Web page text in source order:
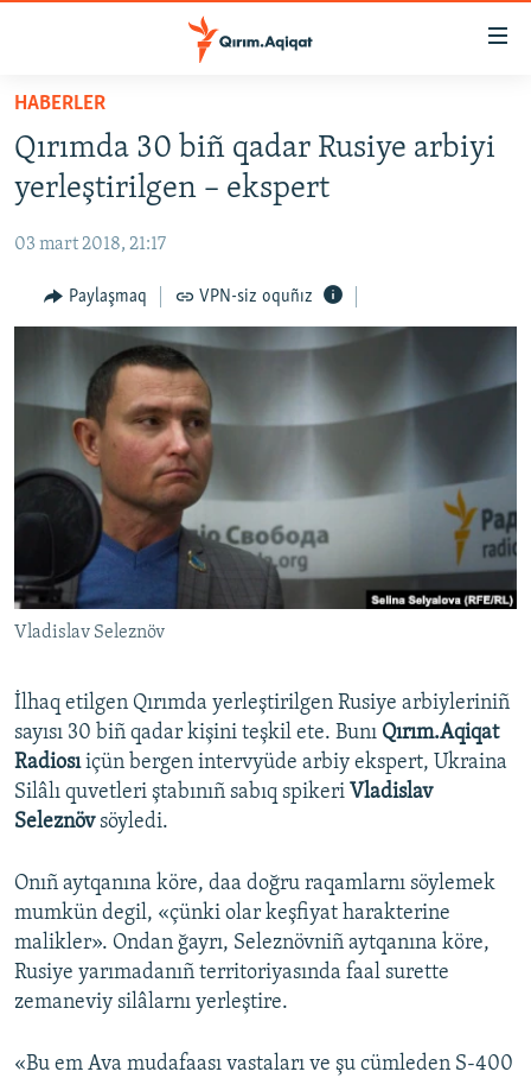
Esas
qaytmaq
Baş
navigatsiyağa
qaytmaq
qaytmaq
HABERLER
SİYASET
İQTİSADİYAT
CEMİYET
MEDENİYET
İNSAN AQLARI
SÜRET
BLOGLAR
FİKİR
Русский
Українською
RFE/RS bütün saytları
HABERLER
Qırımda 30 biñ qadar Rusiye arbiyi
yerleştirilgen – ekspert
03 mart 2018, 21:17
Paylaşmaq VPN-siz oquñız
Vladislav Seleznöv
İlhaq etilgen Qırımda yerleştirilgen Rusiye arbiyleriniñ
sayısı 30 biñ qadar kişini teşkil ete. Bunı Qırım.Aqiqat
Radiosıiçün bergen intervyüde arbiy ekspert, Ukraina
Silâlı quvetleri ştabınıñ sabıq spikeri Vladislav
Seleznövsöyledi.
Onıñ aytqanına köre, daa doğru raqamlarnı söylemek
mumkün degil, «çünki olar keşfiyat harakterine
malikler». Ondan ğayrı, Seleznövniñ aytqanına köre,
Rusiye yarımadanıñ territoriyasında faal surette
zemaneviy silâlarnı yerleştire.
«Bu em Ava mudafaası vastaları ve şu cümleden S-400